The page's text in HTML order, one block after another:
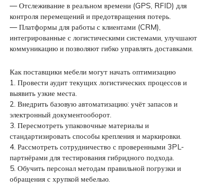
— Отслеживание в реальном времени (GPS, RFID) для
контроля перемещений и предотвращения потерь.
— Платформы для работы с клиентами (CRM),
интегрированные с логистическими системами, улучшают
коммуникацию и позволяют гибко управлять доставками.
Как поставщики мебели могут начать оптимизацию
1. Провести аудит текущих логистических процессов и
выявить узкие места.
2. Внедрить базовую автоматизацию: учёт запасов и
электронный документооборот.
3. Пересмотреть упаковочные материалы и
стандартизировать способы крепления и маркировки.
4. Рассмотреть сотрудничество с проверенными 3PL-
партнёрами для тестирования гибридного подхода.
5. Обучить персонал методам правильной погрузки и
обращения с хрупкой мебелью.